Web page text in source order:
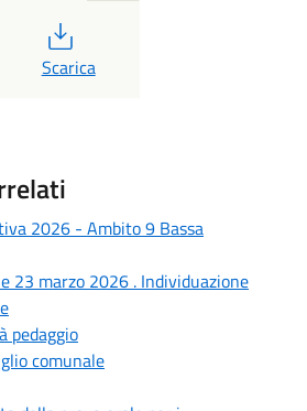
PDF
Scarica
2026 - Ambito 9 Bassa
23 marzo 2026 . Individuazione
pedaggio
comunale